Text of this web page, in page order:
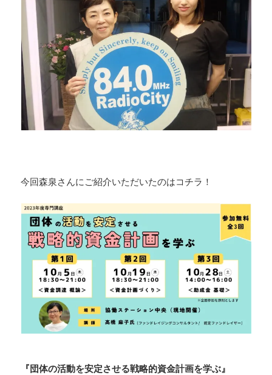
今回森泉さんにご紹介いただいたのはコチラ！
『団体の活動を安定させる戦略的資金計画を学ぶ』